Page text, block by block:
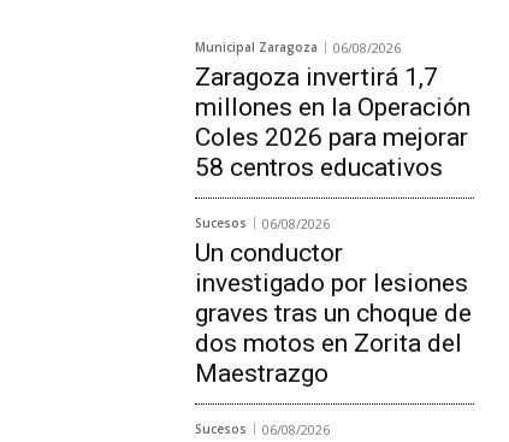
Municipal Zaragoza 06/08/2026
Zaragoza invertirá 1,7
millones en la Operación
Coles 2026 para mejorar
58 centros educativos
Sucesos 06/08/2026
Un conductor
investigado por lesiones
graves tras un choque de
dos motos en Zorita del
Maestrazgo
Sucesos 06/08/2026